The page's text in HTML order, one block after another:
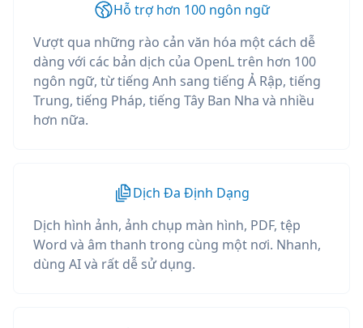
Hỗ trợ hơn 100 ngôn ngữ
Vượt qua những rào cản văn hóa một cách dễ
dàng với các bản dịch của OpenL trên hơn 100
ngôn ngữ, từ tiếng Anh sang tiếng Ả Rập, tiếng
Trung, tiếng Pháp, tiếng Tây Ban Nha và nhiều
hơn nữa.
Dịch Đa Định Dạng
Dịch hình ảnh, ảnh chụp màn hình, PDF, tệp
Word và âm thanh trong cùng một nơi. Nhanh,
dùng AI và rất dễ sử dụng.